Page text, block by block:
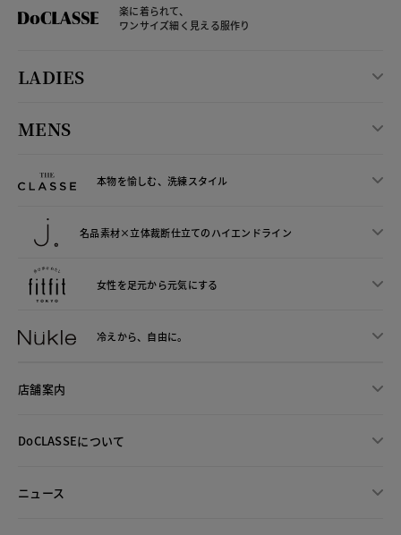
楽に着られて、
ワンサイズ細く見える服作り
LADIES
MENS
本物を愉しむ、洗練スタイル
名品素材×立体裁断仕立てのハイエンドライン
女性を足元から元気にする
冷えから、 自由に。
店舗案内
DoCLASSEについて
ニュース